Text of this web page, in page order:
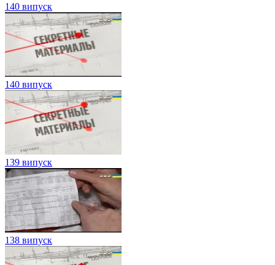
140 випуск
140 випуск
139 випуск
138 випуск